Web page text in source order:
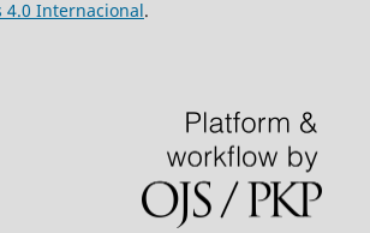
4.0 Internacional.